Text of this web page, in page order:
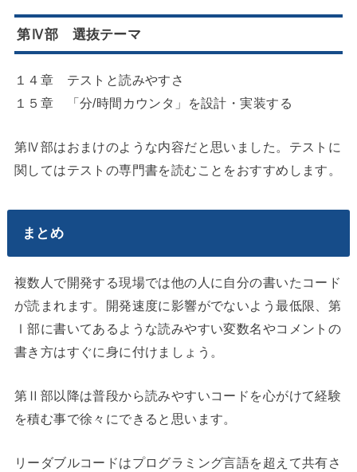
第Ⅳ部 選抜テーマ
１４章 テストと読みやすさ
１５章 「分/時間カウンタ」を設計・実装する
第Ⅳ部はおまけのような内容だと思いました。テストに
関してはテストの専門書を読むことをおすすめします。
まとめ
複数人で開発する現場では他の人に自分の書いたコード
が読まれます。開発速度に影響がでないよう最低限、第
Ⅰ部に書いてあるような読みやすい変数名やコメントの
書き方はすぐに身に付けましょう。
第Ⅱ部以降は普段から読みやすいコードを心がけて経験
を積む事で徐々にできると思います。
リーダブルコードはプログラミング言語を超えて共有さ